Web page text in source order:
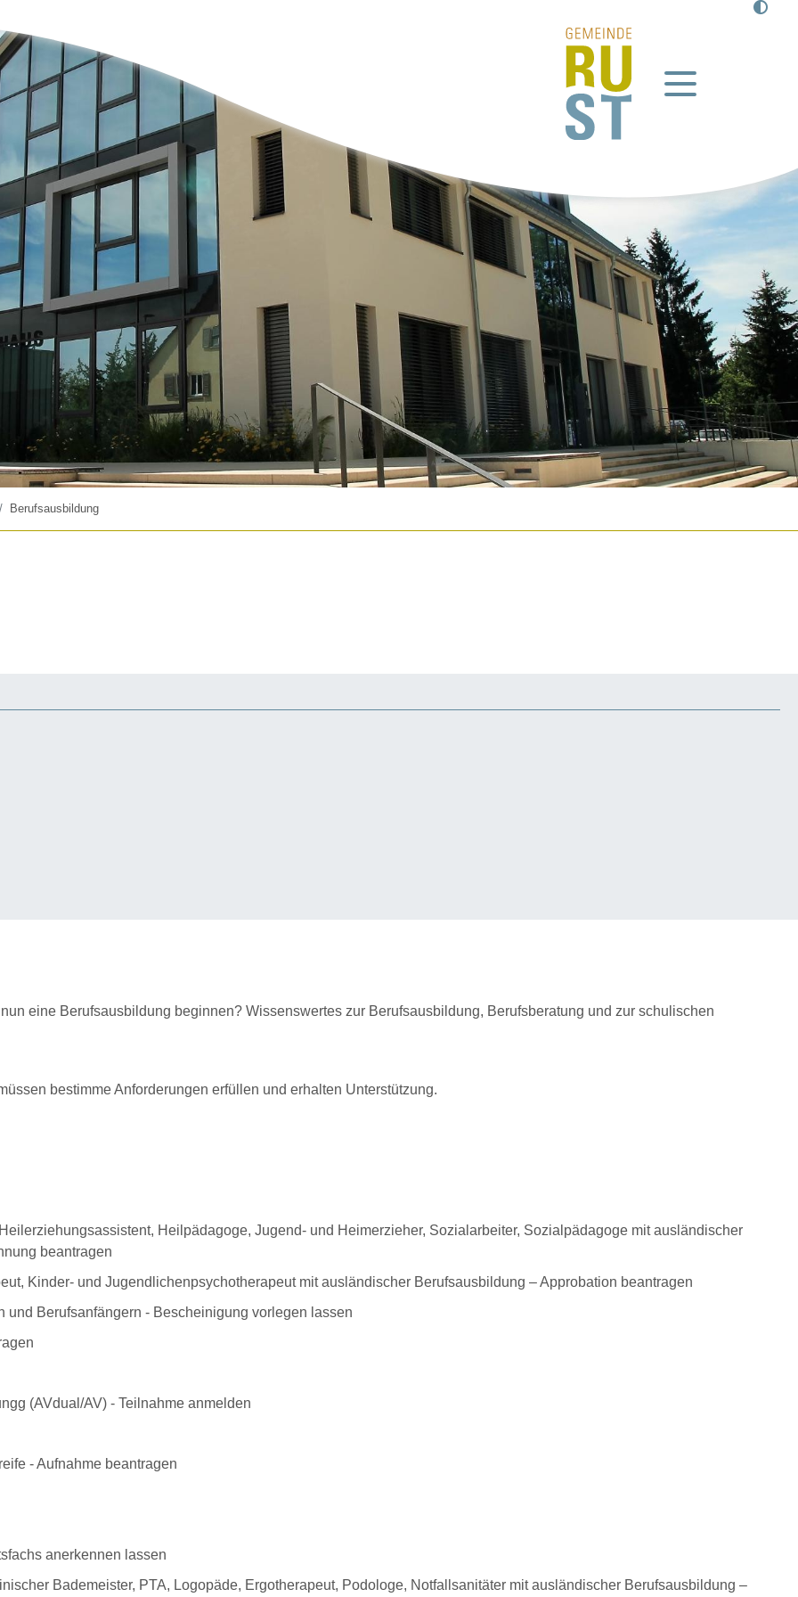
Berufsausbildung
eine Berufsausbildung beginnen? Wissenswertes zur Berufsausbildung, Berufsberatung und zur schulischen
bestimme Anforderungen erfüllen und erhalten Unterstützung.
Heilpädagoge, Jugend- und Heimerzieher, Sozialarbeiter, Sozialpädagoge mit ausländischer
beantragen
Kinder- und Jugendlichenpsychotherapeut mit ausländischer Berufsausbildung – Approbation beantragen
Berufsanfängern - Bescheinigung vorlegen lassen
(AVdual/AV) - Teilnahme anmelden
- Aufnahme beantragen
anerkennen lassen
Bademeister, PTA, Logopäde, Ergotherapeut, Podologe, Notfallsanitäter mit ausländischer Berufsausbildung –